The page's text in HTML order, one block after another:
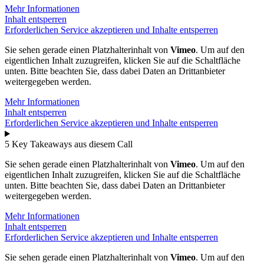
Mehr Informationen
Inhalt entsperren
Erforderlichen Service akzeptieren und Inhalte entsperren
Sie sehen gerade einen Platzhalterinhalt von Vimeo. Um auf den
eigentlichen Inhalt zuzugreifen, klicken Sie auf die Schaltfläche
unten. Bitte beachten Sie, dass dabei Daten an Drittanbieter
weitergegeben werden.
Mehr Informationen
Inhalt entsperren
Erforderlichen Service akzeptieren und Inhalte entsperren
5 Key Takeaways aus diesem Call
Sie sehen gerade einen Platzhalterinhalt von Vimeo. Um auf den
eigentlichen Inhalt zuzugreifen, klicken Sie auf die Schaltfläche
unten. Bitte beachten Sie, dass dabei Daten an Drittanbieter
weitergegeben werden.
Mehr Informationen
Inhalt entsperren
Erforderlichen Service akzeptieren und Inhalte entsperren
Sie sehen gerade einen Platzhalterinhalt von Vimeo. Um auf den